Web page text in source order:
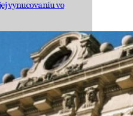
vynucovaniu vo